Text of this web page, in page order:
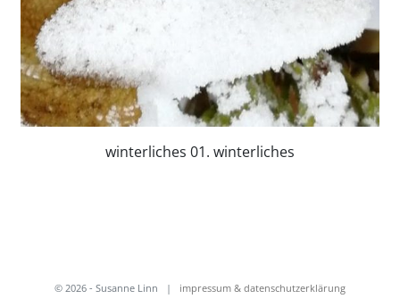
winterliches 01. winterliches
© 2026 - Susanne Linn | impressum & datenschutzerklärung